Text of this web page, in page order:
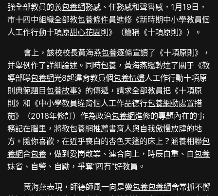
強全部教員的義包養網務感、任務感和聲譽感，1月19日，
市十四中組織全部教包養條件員進修《新時期中小學教員個
人工作行動十項原甜心花園則》（簡稱《十項原則》）。
會上，該校校長黃海燕包養逐條宣讀了《十項原則》，
并舉例作了詳細論述。同時包養 ，黃海燕還轉達了關于《教
導部曝包養網光8起違背教員個包養情婦人工作行動十項原
則典範題目包養故事》的傳遞，請求全部教員把《十項原
則》和《中小學教員違背個人工作品德行包養網動處置措
施》（2018年修訂）作為政治包養網進修的專題內在的事
務記在腦里，將教包養網推薦書育人與自我傲慢放肆的地
方。隨你喜歡，在近乎喪白的杏色天篷的床上？涵養相聯包
養網合包養 ，做到愛崗敬業、連合向上，時辰自重、自包養
妹省、自警、自勵，爭奪“四有”好教員。
黃海燕表現，師德師風一向是黌包養包養網舍常抓不懈